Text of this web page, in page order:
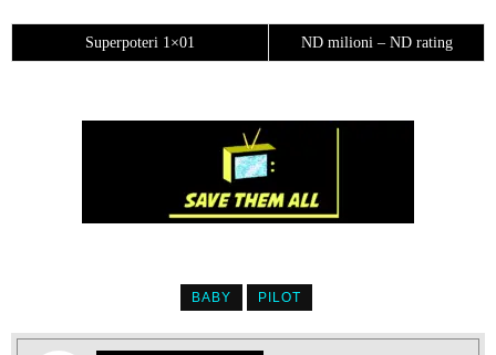
Superpoteri 1×01 ND milioni – ND rating
BABY PILOT